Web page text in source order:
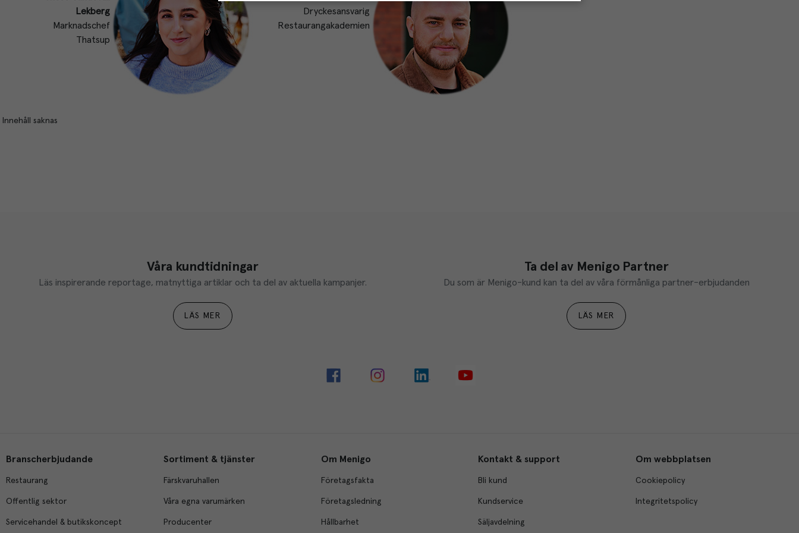
Lekberg
Marknadschef
Thatsup
Dryckesansvarig
Restaurangakademien
Innehåll saknas
Våra kundtidningar
Läs inspirerande reportage, matnyttiga artiklar och ta del av aktuella kampanjer.
LÄS MER
Ta del av Menigo Partner
Du som är Menigo-kund kan ta del av våra förmånliga partner-erbjudanden
LÄS MER
Branscherbjudande
Restaurang
Offentlig sektor
Servicehandel & butikskoncept
Sortiment & tjänster
Färskvaruhallen
Våra egna varumärken
Producenter
Om Menigo
Företagsfakta
Företagsledning
Hållbarhet
Kontakt & support
Bli kund
Kundservice
Säljavdelning
Om webbplatsen
Cookiepolicy
Integritetspolicy